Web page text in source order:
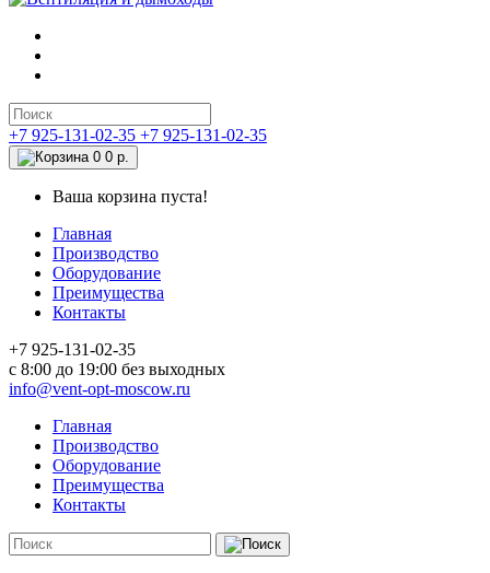
+7 925-131-02-35 +7 925-131-02-35
0 0 р.
Ваша корзина пуста!
Главная
Производство
Оборудование
Преимущества
Контакты
+7 925-131-02-35
c 8:00 до 19:00 без выходных
info@vent-opt-moscow.ru
Главная
Производство
Оборудование
Преимущества
Контакты